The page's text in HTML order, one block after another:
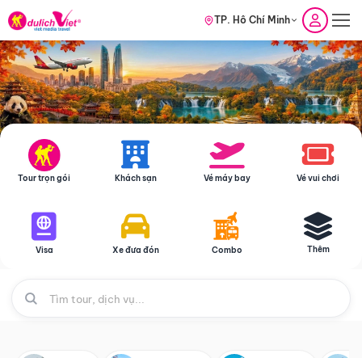
TP. Hồ Chí Minh
Tour trọn gói Khách sạn Vé máy bay Vé vui chơi
Visa Xe đưa đón Combo Thêm